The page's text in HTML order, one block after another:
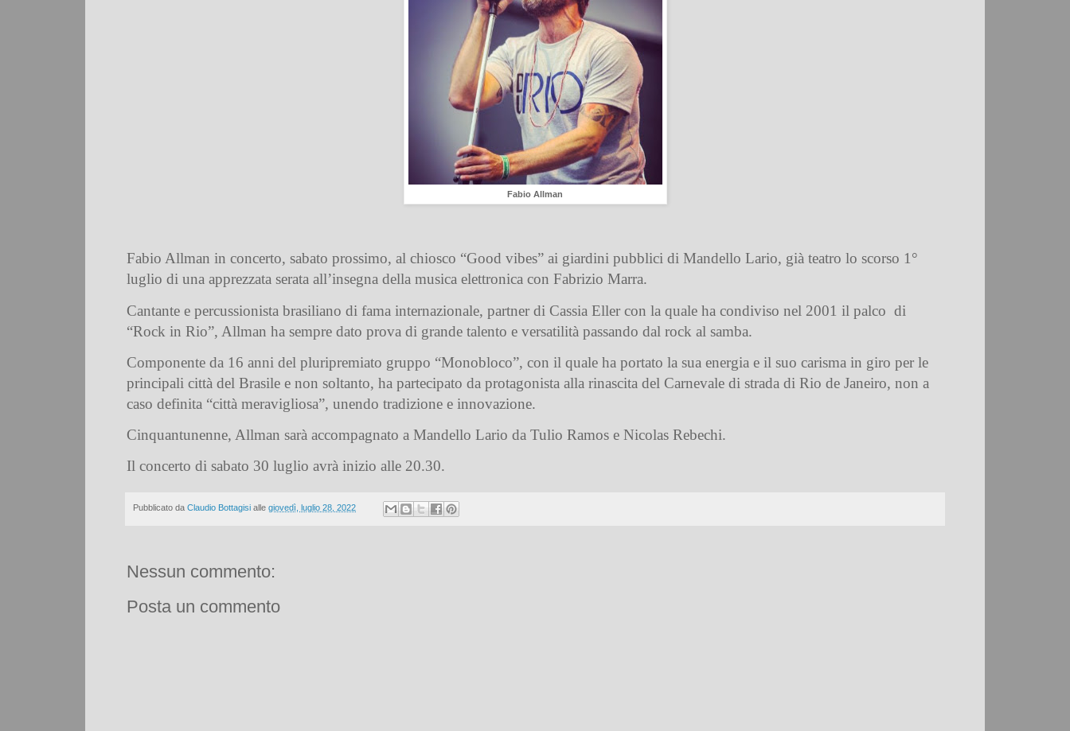
Fabio Allman
Fabio Allman in concerto, sabato prossimo, al chiosco “Good vibes” ai giardini pubblici di Mandello Lario, già teatro lo scorso 1°
luglio di una apprezzata serata all’insegna della musica elettronica con Fabrizio Marra.
Cantante e percussionista brasiliano di fama internazionale, partner di Cassia Eller con la quale ha condiviso nel 2001 il palco di
“Rock in Rio”, Allman ha sempre dato prova di grande talento e versatilità passando dal rock al samba.
Componente da 16 anni del pluripremiato gruppo “Monobloco”, con il quale ha portato la sua energia e il suo carisma in giro per le
principali città del Brasile e non soltanto, ha partecipato da protagonista alla rinascita del Carnevale di strada di Rio de Janeiro, non a
caso definita “città meravigliosa”, unendo tradizione e innovazione.
Cinquantunenne, Allman sarà accompagnato a Mandello Lario da Tulio Ramos e Nicolas Rebechi.
Il concerto di sabato 30 luglio avrà inizio alle 20.30.
Pubblicato da Claudio Bottagisi alle giovedì, luglio 28, 2022
Nessun commento:
Posta un commento